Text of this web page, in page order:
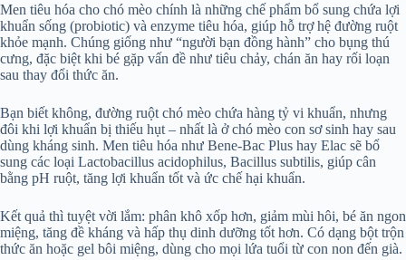
Men tiêu hóa cho chó mèo chính là những chế phẩm bổ sung chứa lợi
khuẩn sống (probiotic) và enzyme tiêu hóa, giúp hỗ trợ hệ đường ruột
khỏe mạnh. Chúng giống như “người bạn đồng hành” cho bụng thú
cưng, đặc biệt khi bé gặp vấn đề như tiêu chảy, chán ăn hay rối loạn
sau thay đổi thức ăn.
Bạn biết không, đường ruột chó mèo chứa hàng tỷ vi khuẩn, nhưng
đôi khi lợi khuẩn bị thiếu hụt – nhất là ở chó mèo con sơ sinh hay sau
dùng kháng sinh. Men tiêu hóa như Bene-Bac Plus hay Elac sẽ bổ
sung các loại Lactobacillus acidophilus, Bacillus subtilis, giúp cân
bằng pH ruột, tăng lợi khuẩn tốt và ức chế hại khuẩn.
Kết quả thì tuyệt vời lắm: phân khô xốp hơn, giảm mùi hôi, bé ăn ngon
miệng, tăng đề kháng và hấp thụ dinh dưỡng tốt hơn. Có dạng bột trộn
thức ăn hoặc gel bôi miệng, dùng cho mọi lứa tuổi từ con non đến già.